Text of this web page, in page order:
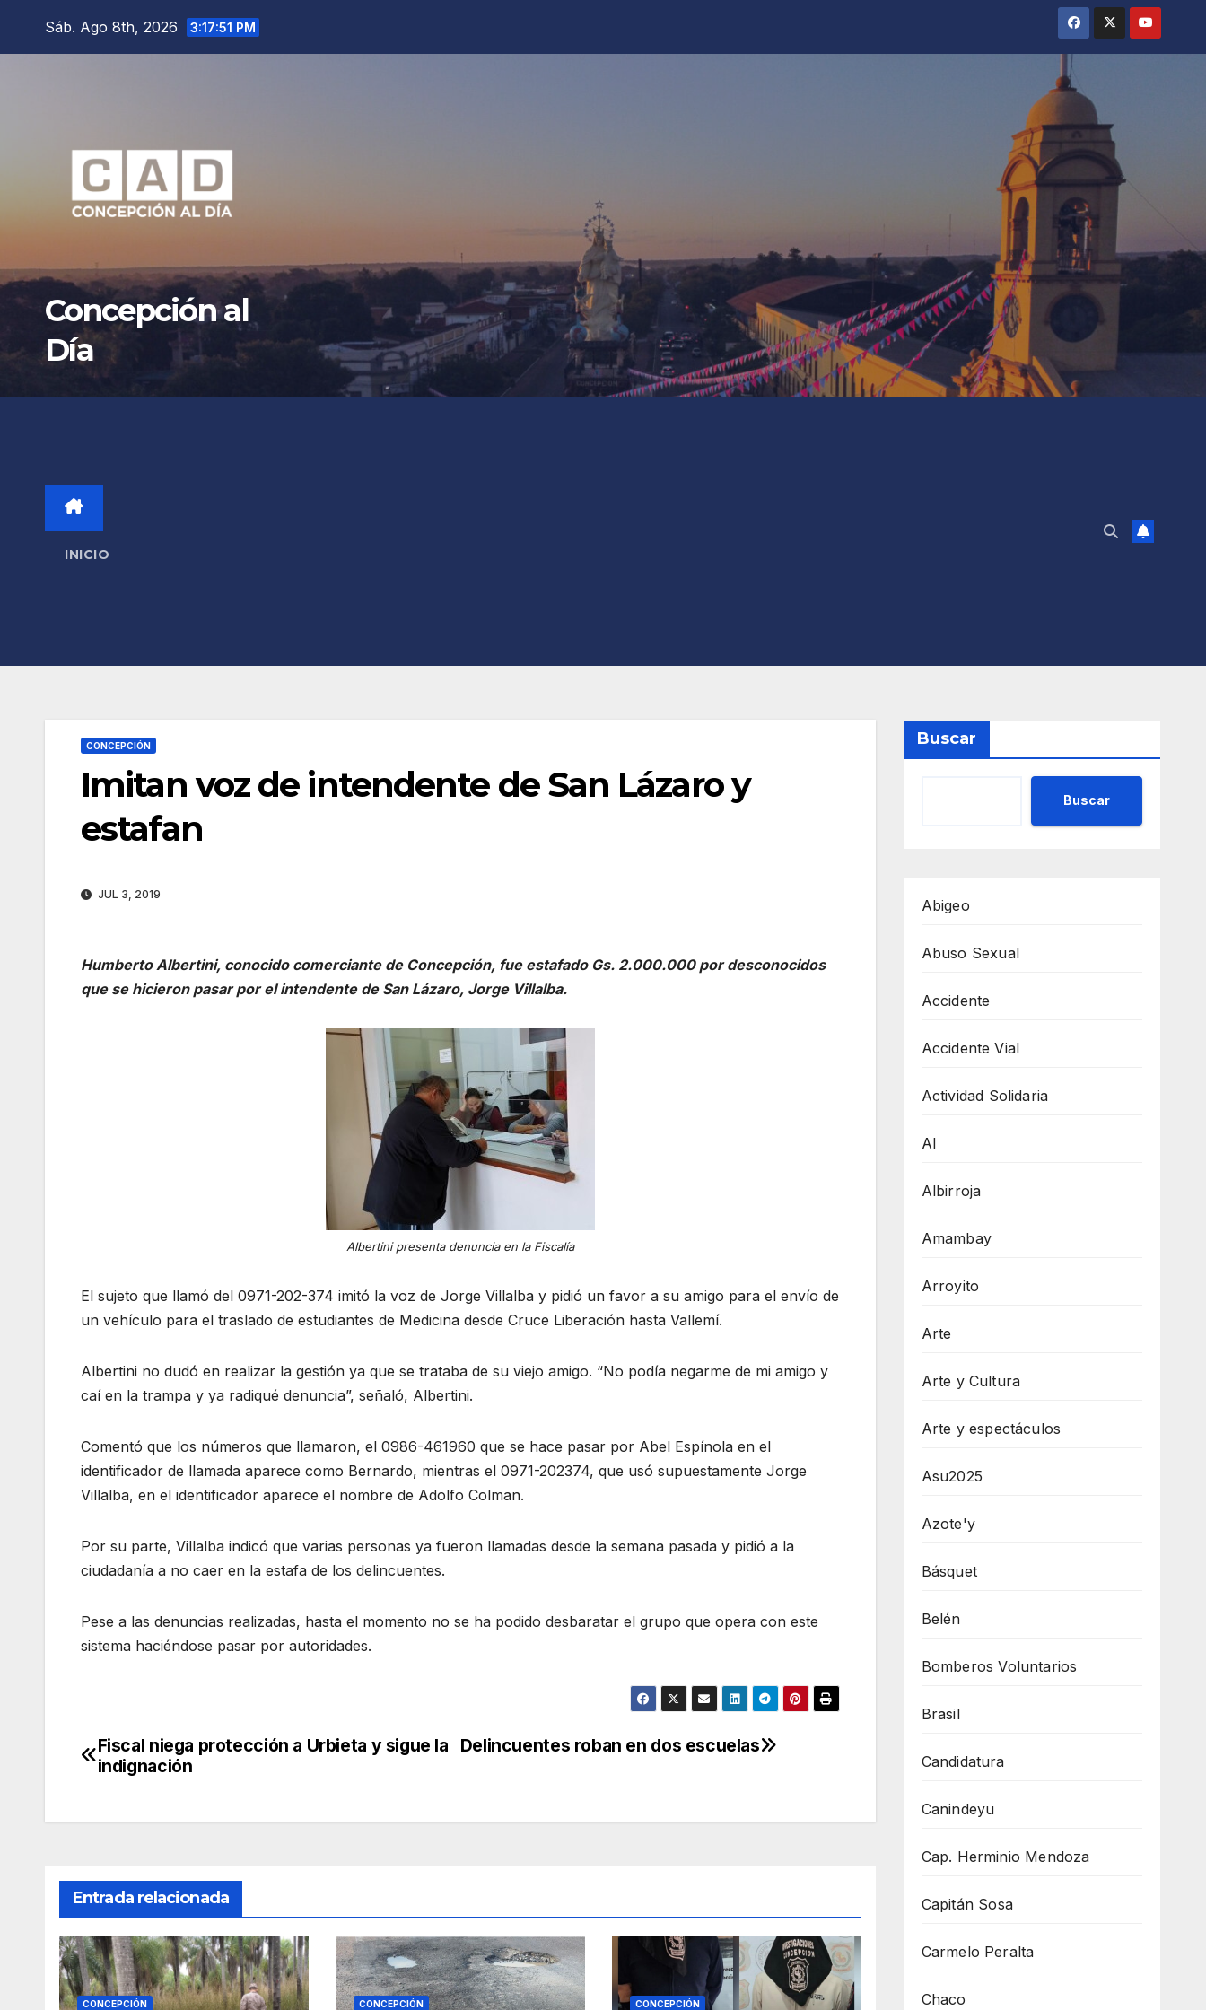
Sáb. Ago 8th, 2026 3:17:52 PM
Concepción al
Día
INICIO
CONCEPCIÓN
Imitan voz de intendente de San Lázaro y
estafan
JUL 3, 2019
Humberto Albertini, conocido comerciante de Concepción, fue estafado Gs. 2.000.000 por desconocidos
que se hicieron pasar por el intendente de San Lázaro, Jorge Villalba.
Albertini presenta denuncia en la Fiscalía
El sujeto que llamó del 0971-202-374 imitó la voz de Jorge Villalba y pidió un favor a su amigo para el envío de
un vehículo para el traslado de estudiantes de Medicina desde Cruce Liberación hasta Vallemí.
Albertini no dudó en realizar la gestión ya que se trataba de su viejo amigo. “No podía negarme de mi amigo y
caí en la trampa y ya radiqué denuncia”, señaló, Albertini.
Comentó que los números que llamaron, el 0986-461960 que se hace pasar por Abel Espínola en el
identificador de llamada aparece como Bernardo, mientras el 0971-202374, que usó supuestamente Jorge
Villalba, en el identificador aparece el nombre de Adolfo Colman.
Por su parte, Villalba indicó que varias personas ya fueron llamadas desde la semana pasada y pidió a la
ciudadanía a no caer en la estafa de los delincuentes.
Pese a las denuncias realizadas, hasta el momento no se ha podido desbaratar el grupo que opera con este
sistema haciéndose pasar por autoridades.
Navegación
entradas
Delincuentes roban en dos escuelas
Fiscal niega protección a Urbieta y sigue la
indignación
Entrada relacionada
CONCEPCIÓN CONCEPCIÓN CONCEPCIÓN
Buscar
Buscar
Abigeo
Abuso Sexual
Accidente
Accidente Vial
Actividad Solidaria
AI
Albirroja
Amambay
Arroyito
Arte
Arte y Cultura
Arte y espectáculos
Asu2025
Azote'y
Básquet
Belén
Bomberos Voluntarios
Brasil
Candidatura
Canindeyu
Cap. Herminio Mendoza
Capitán Sosa
Carmelo Peralta
Chaco